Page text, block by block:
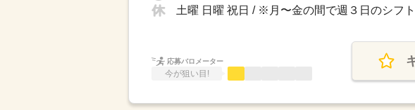
土曜 日曜 祝日 / ※月〜金の間で週３日のシフト
応募バロメーター
今が狙い目!